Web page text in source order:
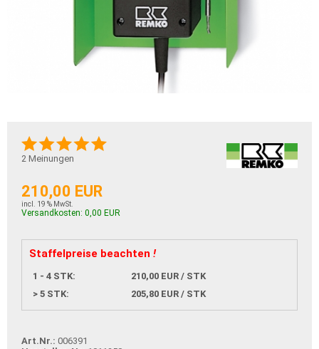
2 Meinungen
210,00 EUR
incl. 19 % MwSt.
Versandkosten: 0,00 EUR
Staffelpreise beachten !
1 - 4 STK:
210,00 EUR / STK
> 5 STK:
205,80 EUR / STK
Art.Nr.: 006391